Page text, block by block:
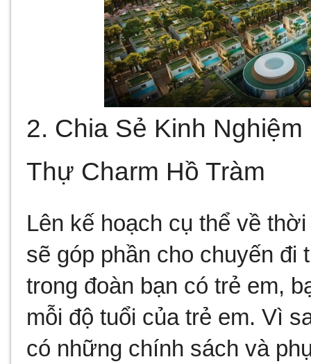
2. Chia Sẻ Kinh
Thự Charm Hồ Tràm
Lên kế hoạch cụ thể về
sẽ góp phần cho chuyến
trong đoàn bạn có trẻ em,
mỗi độ tuổi của trẻ em. Vì
có những chính sách và